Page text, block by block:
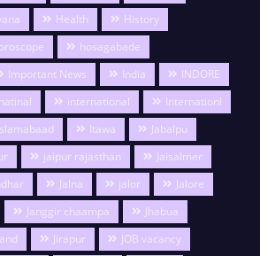
Health
History
hosagabade
Important News India
INDORE
international
Internationl
Itawa
Jabalpu
jaipur rajasthan
Jaisalmer
Jalna jalor
Jalore
Janggir chaampa
Jhabua
Jirapur
JOB vacancy